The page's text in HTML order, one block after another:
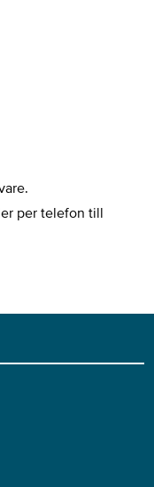
per telefon till